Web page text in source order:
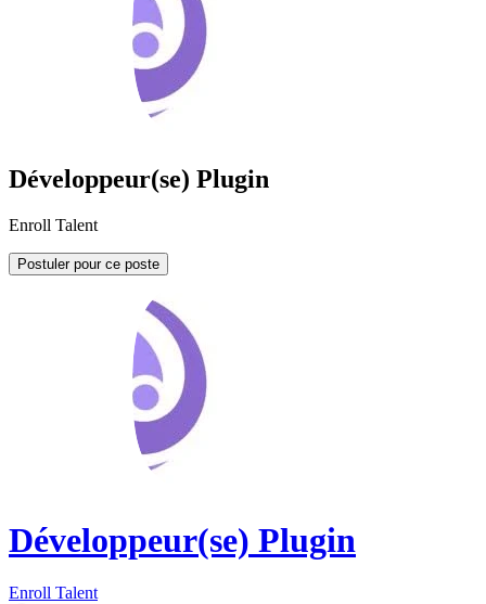
Développeur(se) Plugin
Enroll Talent
Postuler pour ce poste
Développeur(se) Plugin
Enroll Talent